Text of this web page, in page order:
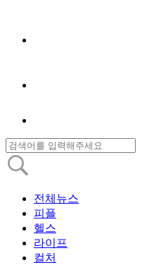
전체뉴스
피플
헬스
라이프
컬처